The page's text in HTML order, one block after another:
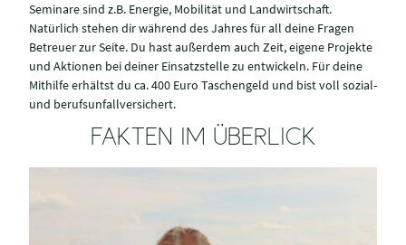
Seminare sind z.B. Energie, Mobilität und Landwirtschaft.
Natürlich stehen dir während des Jahres für all deine Fragen
Betreuer zur Seite. Du hast außerdem auch Zeit, eigene Projekte
und Aktionen bei deiner Einsatzstelle zu entwickeln. Für deine
Mithilfe erhältst du ca. 400 Euro Taschengeld und bist voll sozial-
und berufsunfallversichert.
FAKTEN IM ÜBERLICK